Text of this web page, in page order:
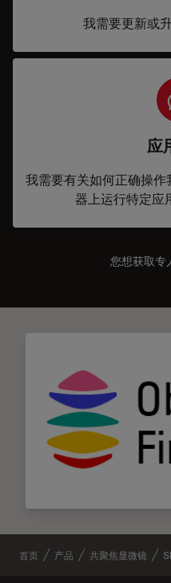
我需要更新或
应
我需要有关如何正确操
器上运行特定应
您想获取专
首页 产品 共聚焦显微镜